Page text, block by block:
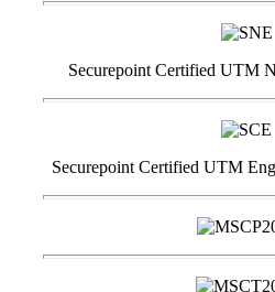
Securepoint Certified UTM
Securepoint Certified UTM